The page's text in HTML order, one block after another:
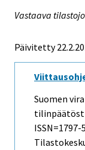
Vastaava
Päivitetty
Suomen
ISSN=1797-